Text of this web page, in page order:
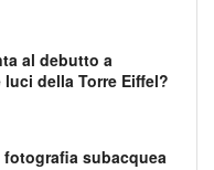
al debutto a
della Torre Eiffel?
subacquea